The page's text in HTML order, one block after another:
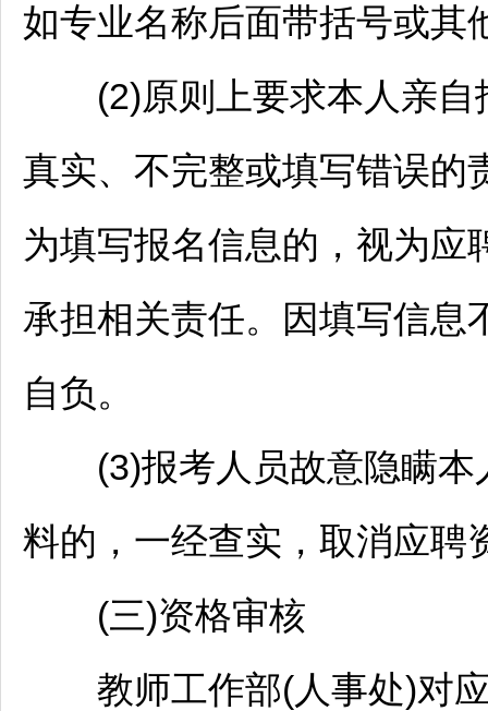
如专业名称后面带括号或其
(2)原则上要求本人亲自
真实、不完整或填写错误的
为填写报名信息的，视为应
承担相关责任。因填写信息
自负。
(3)报考人员故意隐瞒本
料的，一经查实，取消应聘
(三)资格审核
教师工作部(人事处)对